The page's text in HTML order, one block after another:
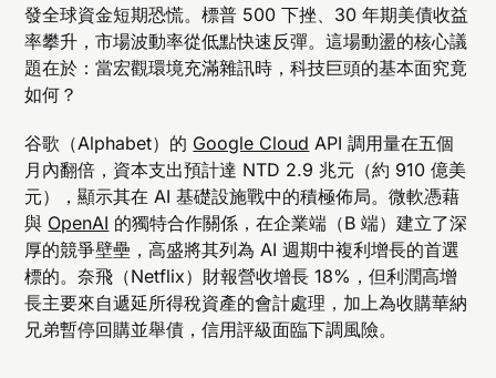
發全球資金短期恐慌。標普 500 下挫、30 年期美債收益
率攀升，市場波動率從低點快速反彈。這場動盪的核心議
題在於：當宏觀環境充滿雜訊時，科技巨頭的基本面究竟
如何？
谷歌（Alphabet）的 Google Cloud API 調用量在五個
月內翻倍，資本支出預計達 NTD 2.9 兆元（約 910 億美
元），顯示其在 AI 基礎設施戰中的積極佈局。微軟憑藉
與 OpenAI 的獨特合作關係，在企業端（B 端）建立了深
厚的競爭壁壘，高盛將其列為 AI 週期中複利增長的首選
標的。奈飛（Netflix）財報營收增長 18%，但利潤高增
長主要來自遞延所得稅資產的會計處理，加上為收購華納
兄弟暫停回購並舉債，信用評級面臨下調風險。